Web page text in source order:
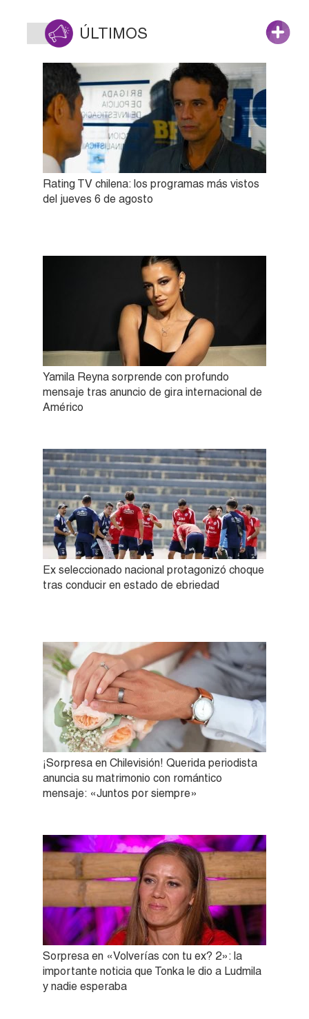
ÚLTIMOS
Rating TV chilena: los programas más vistos
del jueves 6 de agosto
Yamila Reyna sorprende con profundo
mensaje tras anuncio de gira internacional de
Américo
Ex seleccionado nacional protagonizó choque
tras conducir en estado de ebriedad
¡Sorpresa en Chilevisión! Querida periodista
anuncia su matrimonio con romántico
mensaje: «Juntos por siempre»
Sorpresa en «Volverías con tu ex? 2»: la
importante noticia que Tonka le dio a Ludmila
y nadie esperaba